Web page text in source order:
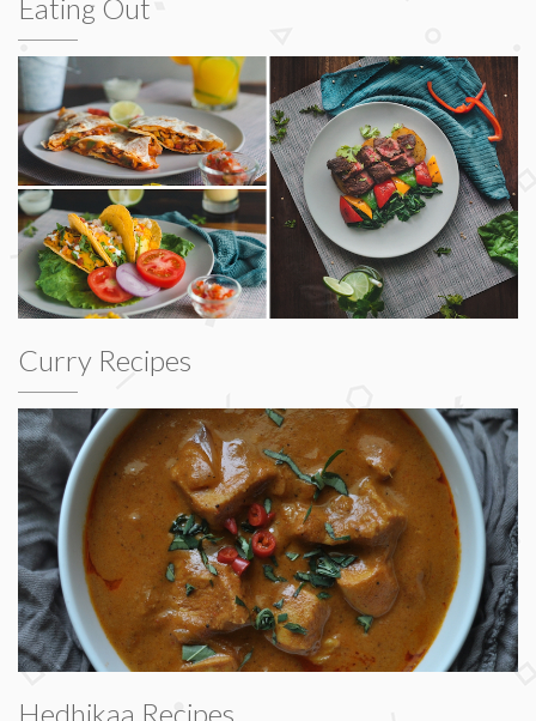
Eating Out
Curry Recipes
Hedhikaa Recipes